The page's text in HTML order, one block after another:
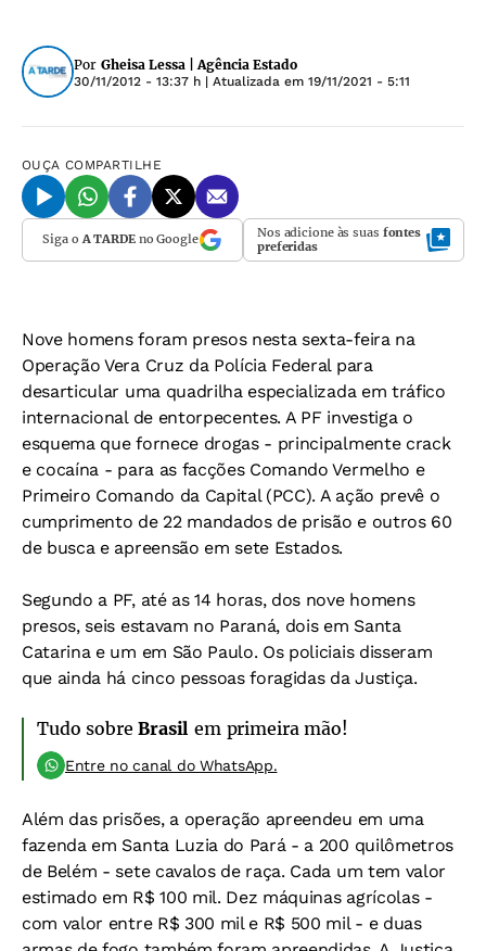
Por Gheisa Lessa | Agência Estado
30/11/2012 - 13:37 h | Atualizada em 19/11/2021 - 5:11
OUÇA COMPARTILHE
Siga oA TARDEno Google Nos adicione às suas fontes
preferidas
Nove homens foram presos nesta sexta-feira na
Operação Vera Cruz da Polícia Federal para
desarticular uma quadrilha especializada em tráfico
internacional de entorpecentes. A PF investiga o
esquema que fornece drogas - principalmente crack
e cocaína - para as facções Comando Vermelho e
Primeiro Comando da Capital (PCC). A ação prevê o
cumprimento de 22 mandados de prisão e outros 60
de busca e apreensão em sete Estados.
Segundo a PF, até as 14 horas, dos nove homens
presos, seis estavam no Paraná, dois em Santa
Catarina e um em São Paulo. Os policiais disseram
que ainda há cinco pessoas foragidas da Justiça.
Tudo sobreBrasil em primeira mão!
Entre no canal do WhatsApp.
Além das prisões, a operação apreendeu em uma
fazenda em Santa Luzia do Pará - a 200 quilômetros
de Belém - sete cavalos de raça. Cada um tem valor
estimado em R$ 100 mil. Dez máquinas agrícolas -
com valor entre R$ 300 mil e R$ 500 mil - e duas